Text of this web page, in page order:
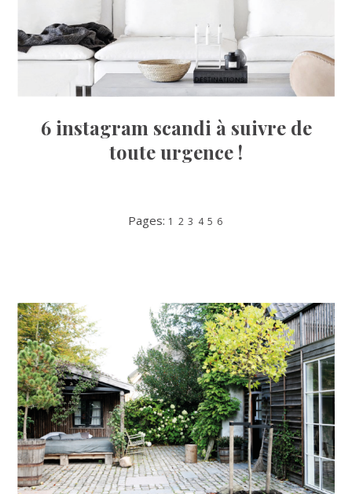
6 instagram scandi à suivre de
toute urgence !
Pages: PAGE
1 PAGE
2 PAGE
3 PAGE
4 PAGE
5 PAGE
6